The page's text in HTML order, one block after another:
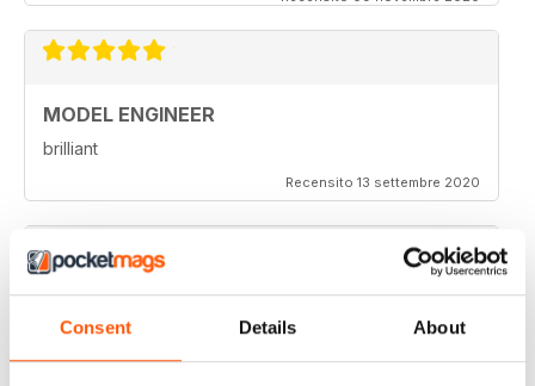
Consent Details About
MODEL ENGINEER
brilliant
Recensito 13 settembre 2020